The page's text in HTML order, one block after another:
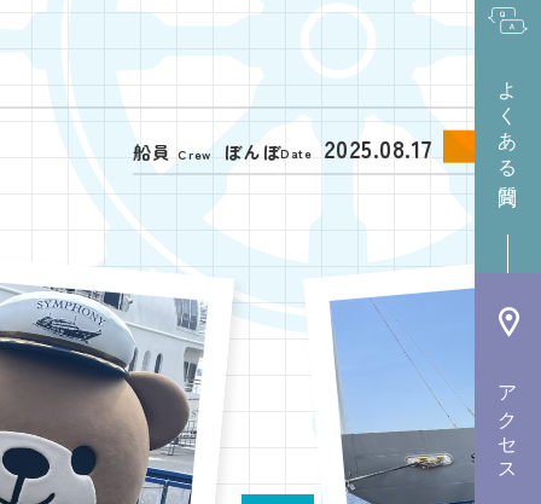
よくある質問
アクセス
船員 Crew ぼんぼDate 2025.08.17